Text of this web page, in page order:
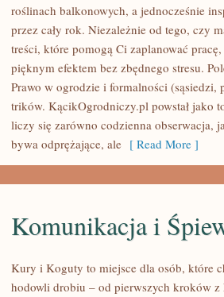
ROBIĆ
OGRODZIE
WIOSNĄ?
roślinach balkonowych, a jednocześnie
przez cały rok. Niezależnie od tego, czy
treści, które pomogą Ci zaplanować
pięknym efektem bez zbędnego stresu.
Prawo w ogrodzie i formalności
trików. KącikOgrodniczy.pl powstał jako
liczy się zarówno codzienna obserwacja,
bywa odprężające, ale [ Read More ]
Komunikacja i
Kury i Koguty to miejsce dla osób, które
hodowli drobiu – od pierwszych kroków